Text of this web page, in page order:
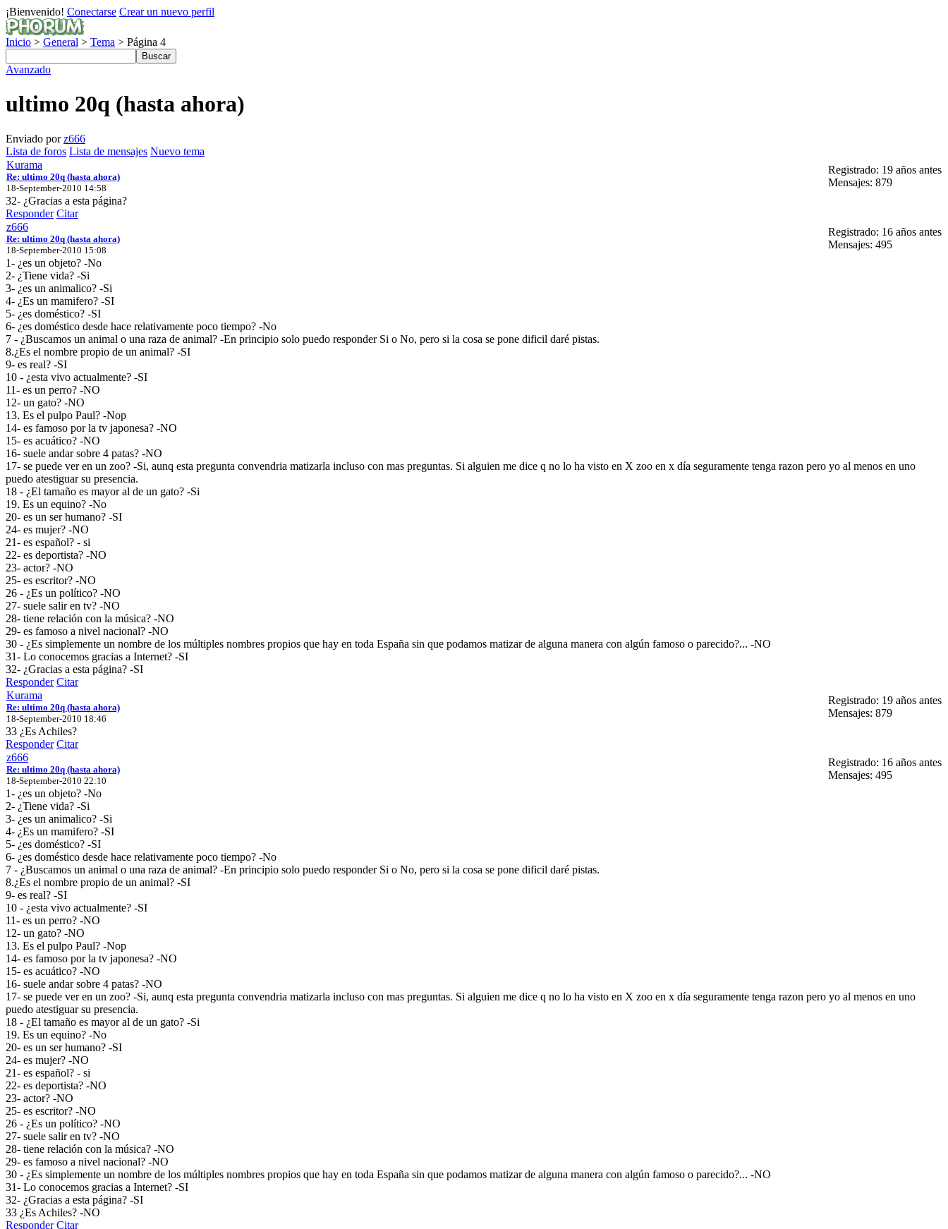
¡Bienvenido! Conectarse Crear un nuevo perfil
Inicio > General > Tema > Página 4
Avanzado
ultimo 20q (hasta ahora)
Enviado porz666
Lista de foros Lista de mensajes Nuevo tema
Kurama
Re: ultimo 20q (hasta ahora)
18-September-2010 14:58
Registrado: 19 años antes
Mensajes: 879
32- ¿Gracias a esta página?
Responder Citar
z666
Re: ultimo 20q (hasta ahora)
18-September-2010 15:08
Registrado: 16 años antes
Mensajes: 495
1- ¿es un objeto? -No
2- ¿Tiene vida? -Si
3- ¿es un animalico? -Si
4- ¿Es un mamifero? -SI
5- ¿es doméstico? -SI
6- ¿es doméstico desde hace relativamente poco tiempo? -No
7 - ¿Buscamos un animal o una raza de animal? -En principio solo puedo responder Si o No, pero si la cosa se pone dificil daré pistas.
8.¿Es el nombre propio de un animal? -SI
9- es real? -SI
10 - ¿esta vivo actualmente? -SI
11- es un perro? -NO
12- un gato? -NO
13. Es el pulpo Paul? -Nop
14- es famoso por la tv japonesa? -NO
15- es acuático? -NO
16- suele andar sobre 4 patas? -NO
17- se puede ver en un zoo? -Si, aunq esta pregunta convendria matizarla incluso con mas preguntas. Si alguien me dice q no lo ha visto en X zoo en x día seguramente tenga razon pero yo al menos en uno
puedo atestiguar su presencia.
18 - ¿El tamaño es mayor al de un gato? -Si
19. Es un equino? -No
20- es un ser humano? -SI
24- es mujer? -NO
21- es español? - si
22- es deportista? -NO
23- actor? -NO
25- es escritor? -NO
26 - ¿Es un político? -NO
27- suele salir en tv? -NO
28- tiene relación con la música? -NO
29- es famoso a nivel nacional? -NO
30 - ¿Es simplemente un nombre de los múltiples nombres propios que hay en toda España sin que podamos matizar de alguna manera con algún famoso o parecido?... -NO
31- Lo conocemos gracias a Internet? -SI
32- ¿Gracias a esta página? -SI
Responder Citar
Kurama
Re: ultimo 20q (hasta ahora)
18-September-2010 18:46
Registrado: 19 años antes
Mensajes: 879
33 ¿Es Achiles?
Responder Citar
z666
Re: ultimo 20q (hasta ahora)
18-September-2010 22:10
Registrado: 16 años antes
Mensajes: 495
1- ¿es un objeto? -No
2- ¿Tiene vida? -Si
3- ¿es un animalico? -Si
4- ¿Es un mamifero? -SI
5- ¿es doméstico? -SI
6- ¿es doméstico desde hace relativamente poco tiempo? -No
7 - ¿Buscamos un animal o una raza de animal? -En principio solo puedo responder Si o No, pero si la cosa se pone dificil daré pistas.
8.¿Es el nombre propio de un animal? -SI
9- es real? -SI
10 - ¿esta vivo actualmente? -SI
11- es un perro? -NO
12- un gato? -NO
13. Es el pulpo Paul? -Nop
14- es famoso por la tv japonesa? -NO
15- es acuático? -NO
16- suele andar sobre 4 patas? -NO
17- se puede ver en un zoo? -Si, aunq esta pregunta convendria matizarla incluso con mas preguntas. Si alguien me dice q no lo ha visto en X zoo en x día seguramente tenga razon pero yo al menos en uno
puedo atestiguar su presencia.
18 - ¿El tamaño es mayor al de un gato? -Si
19. Es un equino? -No
20- es un ser humano? -SI
24- es mujer? -NO
21- es español? - si
22- es deportista? -NO
23- actor? -NO
25- es escritor? -NO
26 - ¿Es un político? -NO
27- suele salir en tv? -NO
28- tiene relación con la música? -NO
29- es famoso a nivel nacional? -NO
30 - ¿Es simplemente un nombre de los múltiples nombres propios que hay en toda España sin que podamos matizar de alguna manera con algún famoso o parecido?... -NO
31- Lo conocemos gracias a Internet? -SI
32- ¿Gracias a esta página? -SI
33 ¿Es Achiles? -NO
Responder Citar